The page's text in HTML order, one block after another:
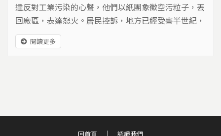
達反對工業污染的心聲，他們以紙團象徵空污粒子，丟
回廠區，表達怒火。居民控訴，地方已經受害半世紀，
不知何時才能終止污染悲歌，不再成為犧牲邊陲…
閱讀更多
回首頁 認識我們